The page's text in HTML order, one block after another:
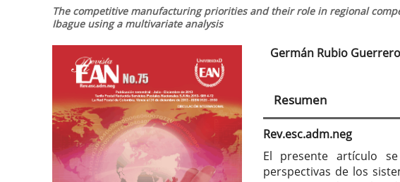
The competitive manufacturing priorities and their role in regional
Ibague using a multivariate analysis
Barra
lateral
del
artículo
Contenido
principal
del
artículo
Germán Rubio Guerrero
Resumen
Rev.esc.adm.neg
El presente artículo
perspectivas de los